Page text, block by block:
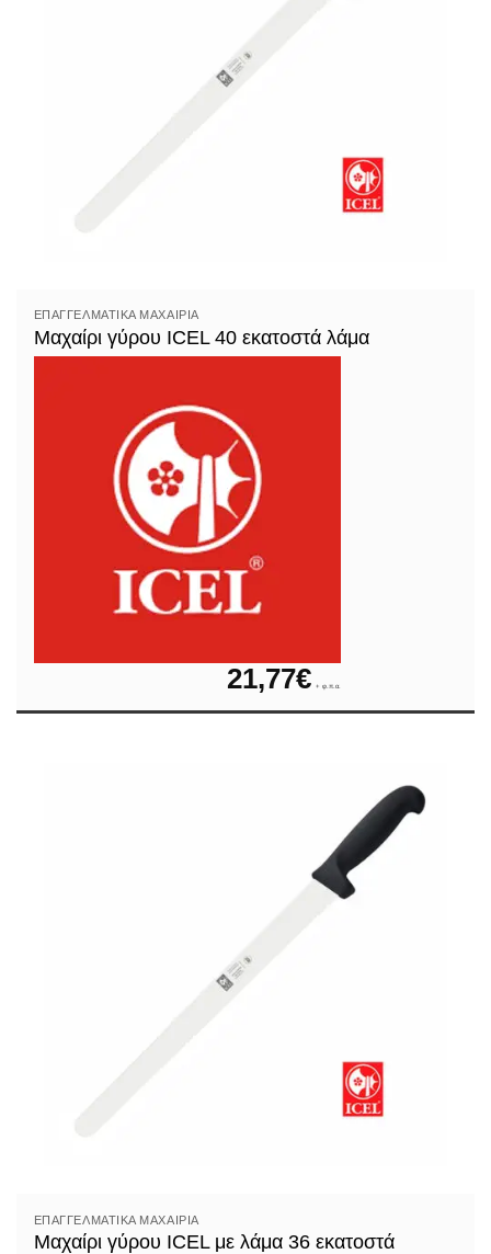
ΕΠΑΓΓΕΛΜΑΤΙΚΆ ΜΑΧΑΊΡΙΑ
Μαχαίρι γύρου ICEL 40 εκατοστά λάμα
21,77€ + φ.π.α.
ΕΠΑΓΓΕΛΜΑΤΙΚΆ ΜΑΧΑΊΡΙΑ
Μαχαίρι γύρου ICEL με λάμα 36 εκατοστά